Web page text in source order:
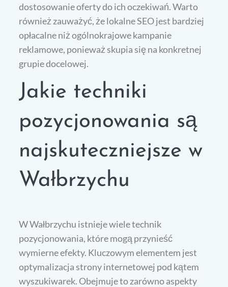
dostosowanie oferty do ich oczekiwań. Warto
również zauważyć, że lokalne SEO jest bardziej
opłacalne niż ogólnokrajowe kampanie
reklamowe, ponieważ skupia się na konkretnej
grupie docelowej.
Jakie techniki
pozycjonowania są
najskuteczniejsze w
Wałbrzychu
W Wałbrzychu istnieje wiele technik
pozycjonowania, które mogą przynieść
wymierne efekty. Kluczowym elementem jest
optymalizacja strony internetowej pod kątem
wyszukiwarek. Obejmuje to zarówno aspekty